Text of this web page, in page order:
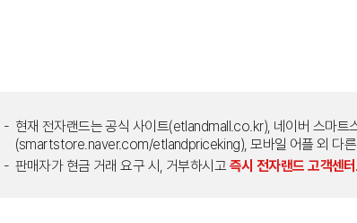
현재 전자랜드는 공식 사이트(etlandmall.co.kr), 네이버 스마트
(smartstore.naver.com/etlandpriceking), 모바일 어플 외 다른
판매자가 현금 거래 요구 시, 거부하시고 즉시 전자랜드 고객센